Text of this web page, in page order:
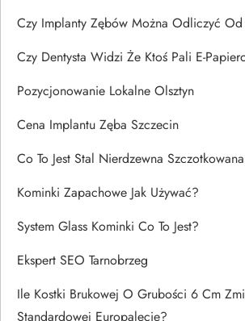
Czy Implanty Zębów Można Odliczyć
Czy Dentysta Widzi Że Ktoś Pali E-
Pozycjonowanie Lokalne Olsztyn
Cena Implantu Zęba Szczecin
Co To Jest Stal Nierdzewna
Kominki Zapachowe Jak Używać?
System Glass Kominki Co To Jest?
Ekspert SEO Tarnobrzeg
Ile Kostki Brukowej O Grubości 6 Cm
Standardowej Europalecie?